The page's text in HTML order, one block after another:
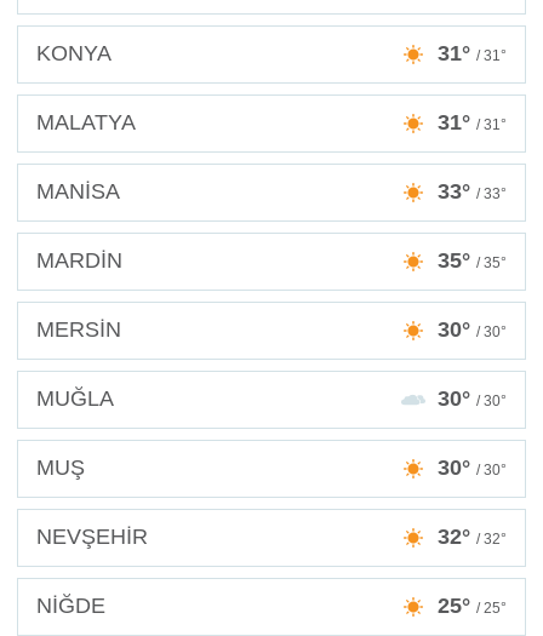
KONYA 31° / 31°
MALATYA 31° / 31°
MANİSA 33° / 33°
MARDİN 35° / 35°
MERSİN 30° / 30°
MUĞLA 30° / 30°
MUŞ 30° / 30°
NEVŞEHİR 32° / 32°
NİĞDE 25° / 25°